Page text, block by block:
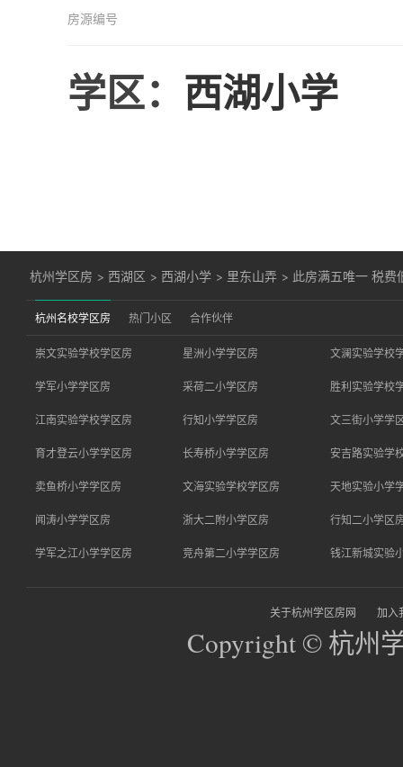
房源编号
学区： 西湖小学
杭州学区房 > 西湖区 > 西湖小学 > 里东山弄 > 此房满五唯一 税费
杭州名校学区房 热门小区 合作伙伴
崇文实验学校学区房 星洲小学学区房 文澜实验学校
学军小学学区房 采荷二小学区房 胜利实验学校
江南实验学校学区房 行知小学学区房 文三街小学学
育才登云小学学区房 长寿桥小学学区房 安吉路实验学
卖鱼桥小学学区房 文海实验学校学区房 天地实验小学
闻涛小学学区房 浙大二附小学区房 行知二小学区
学军之江小学学区房 竞舟第二小学学区房 钱江新城实验
关于杭州学区房网 加入
Copyright © 杭州